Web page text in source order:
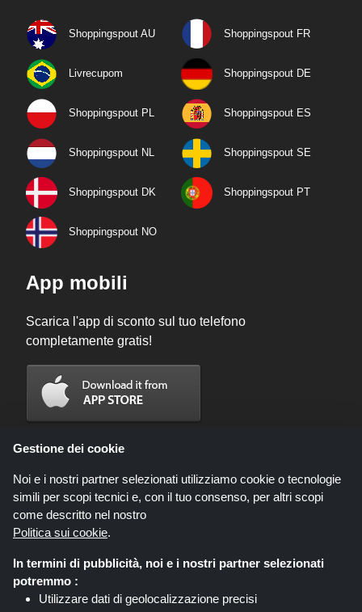
Shoppingspout AU Shoppingspout FR
Livrecupom Shoppingspout DE
Shoppingspout PL Shoppingspout ES
Shoppingspout NL Shoppingspout SE
Shoppingspout DK Shoppingspout PT
Shoppingspout NO
App mobili
Scarica l'app di sconto sul tuo telefono
completamente gratis!
Codicegratuito.it è un sito web all'interno del quale potrai trovare migliaia di
da diversi network di affiliati. Codicegratuito.it o il suo staff non è autorizzato
Gestione dei cookie
Noi e i nostri partner selezionati utilizziamo cookie o tecnologie
simili per scopi tecnici e, con il tuo consenso, per altri scopi
come descritto nel nostro
Politica sui cookie.
In termini di pubblicità, noi e i nostri partner selezionati
potremmo :
Utilizzare dati di geolocalizzazione precisi